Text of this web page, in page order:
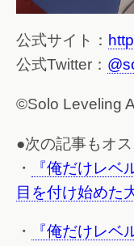
公式サイト：
公式Twitter：
©Solo Leveling
●次の記事も
・
『俺だけレベ
目を付け始めた
・
『俺だけレベ